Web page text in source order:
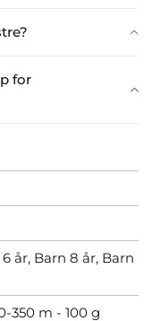
for
år, Barn 8 år, Barn
350 m - 100 g